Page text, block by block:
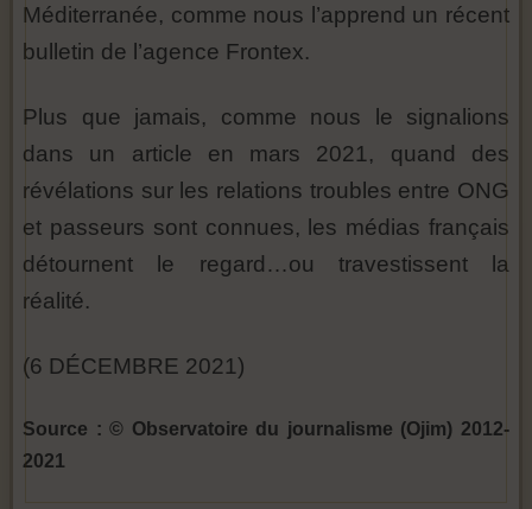
Méditerranée, comme nous l’apprend un récent
bulletin de l’agence Frontex.
Plus que jamais, comme nous le signalions
dans un article en mars 2021, quand des
révélations sur les relations troubles entre ONG
et passeurs sont connues, les médias français
détournent le regard…ou travestissent la
réalité.
(6 DÉCEMBRE 2021)
Source : © Observatoire du journalisme (Ojim) 2012-
2021